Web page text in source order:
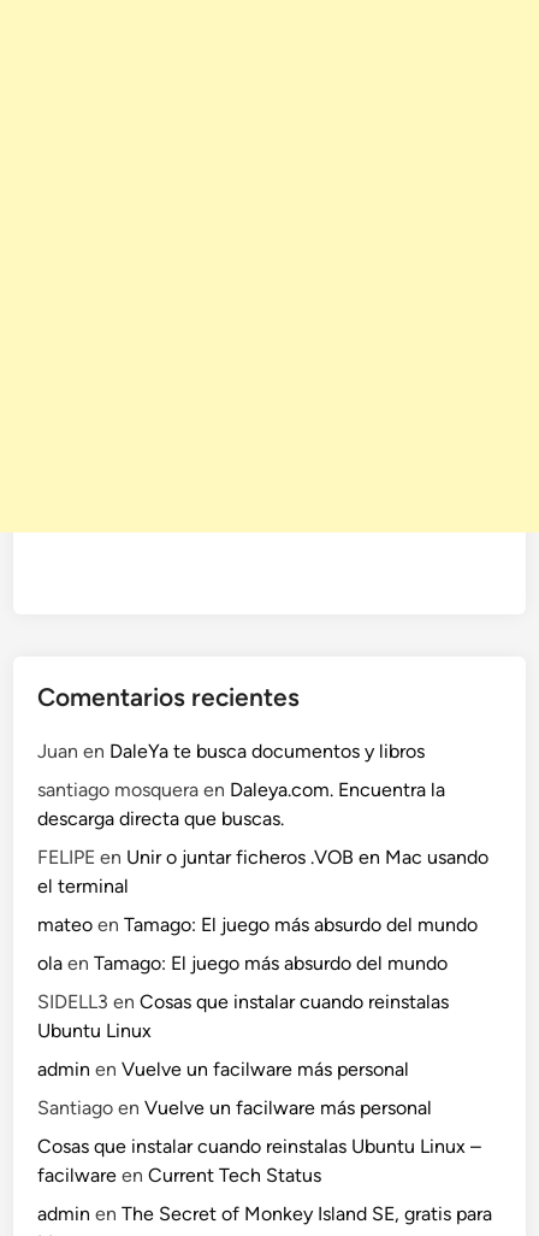
Comentarios recientes
Juan en DaleYa te busca documentos y libros
santiago mosquera en Daleya.com. Encuentra la
descarga directa que buscas.
FELIPE en Unir o juntar ficheros .VOB en Mac usando
el terminal
mateo enTamago: El juego más absurdo del mundo
ola enTamago: El juego más absurdo del mundo
SIDELL3 enCosas que instalar cuando reinstalas
Ubuntu Linux
admin enVuelve un facilware más personal
Santiago enVuelve un facilware más personal
Cosas que instalar cuando reinstalas Ubuntu Linux –
facilware enCurrent Tech Status
admin enThe Secret of Monkey Island SE, gratis para